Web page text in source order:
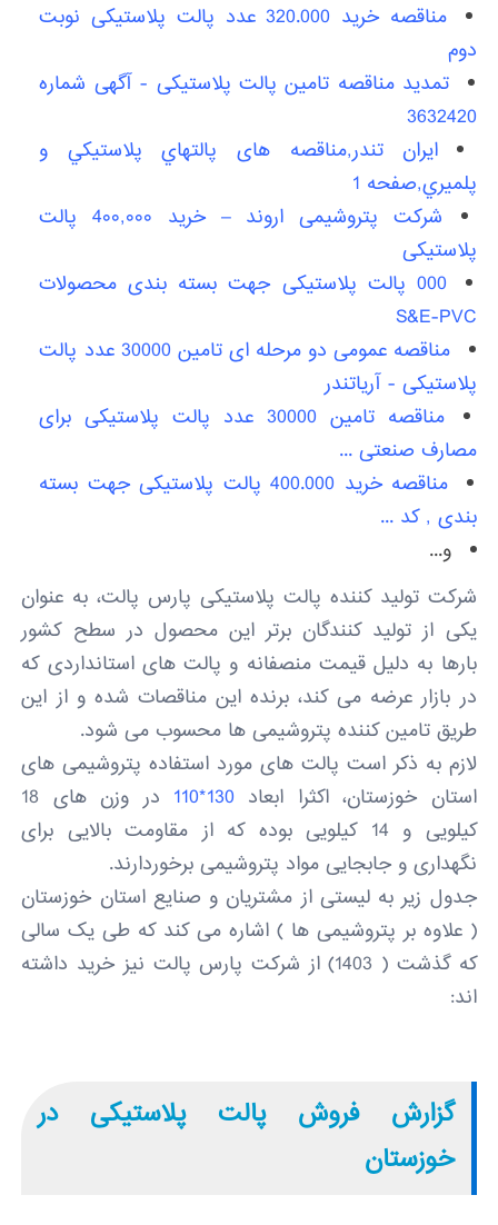
مناقصه خرید 320.000 عدد پالت پلاستیکی نوبت
دوم
تمدید مناقصه تامین پالت پلاستیکی - آگهی شماره
3632420
ایران تندر,مناقصه های پالتهاي پلاستيکي و
پلميري,صفحه 1
شرکت پتروشیمی اروند – خرید 4۰۰,۰۰۰ پالت
پلاستیکی
000 پالت پلاستیکی جهت بسته بندی محصولات
S&E-PVC
مناقصه عمومی دو مرحله ای تامین 30000 عدد پالت
پلاستیکی - آریاتندر
مناقصه تامین 30000 عدد پالت پلاستیکی برای
مصارف صنعتی ...
مناقصه خرید 400.000 پالت پلاستیکی جهت بسته
بندی , کد ...
و...
شرکت تولید کننده پالت پلاستیکی پارس پالت، به عنوان
یکی از تولید کنندگان برتر این محصول در سطح کشور
بارها به دلیل قیمت منصفانه و پالت های استانداردی که
در بازار عرضه می کند، برنده این مناقصات شده و از این
طریق تامین کننده پتروشیمی ها محسوب می شود.
لازم به ذکر است پالت های مورد استفاده پتروشیمی های
استان خوزستان، اکثرا ابعاد 130*110
در وزن های 18
کیلویی و 14 کیلویی بوده که از مقاومت بالایی برای
نگهداری و جابجایی مواد پتروشیمی برخوردارند.
جدول زیر به لیستی از مشتریان و صنایع استان خوزستان
( علاوه بر پتروشیمی ها ) اشاره می کند که طی یک سالی
که گذشت ( 1403) از شرکت پارس پالت نیز خرید داشته
اند:
گزارش فروش پالت پلاستیکی در
خوزستان